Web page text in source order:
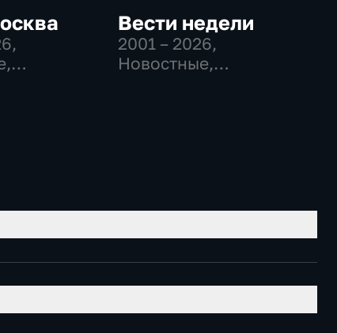
,
Вести недели
2001 – 2026,
Новостные,